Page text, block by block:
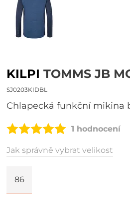
KILPI TOMMS JB
SJ0203KIDBL
Chlapecká funkční mikina
1 hodnocení
Jak správně vybrat velikost
86